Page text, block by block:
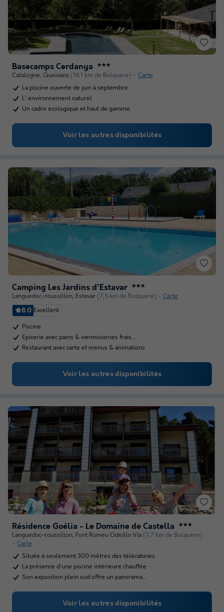
Basecamps Cerdanya ★★★
Catalogne, Queixans (18,1 km de Bolquere)
Carte
La piscine ouverte de juin à septembre
L' environnement naturel
Un cadre écologique et haut de gamme.
Voir les autres disponibilités
Camping Les Jardins d'Estavar ★★★
Languedoc-roussillon, Estavar (7,5 km de Bolquere) Carte
8.0 Excellent
Piscine
Epicerie avec pains & viennoiseries frais…
Restaurant avec carte et menus & animations
Voir les autres disponibilités
Résidence Goélia - Le Domaine de Castella ★★★
Languedoc-roussillon, Font Romeu Odeillo Via (3,7 km de Bolquere)
Carte
Située à seulement 300 mètres des télécabines
La présence d'une piscine intérieure chauffée
Son exposition plein sud offre un panorama…
Voir les autres disponibilités